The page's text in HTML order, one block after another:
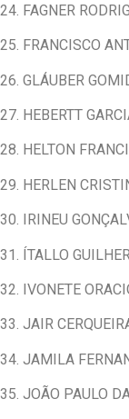
24. FAGNER
25. FRANCISCO
26. GLÁUBER
27. HEBERTT
28. HELTON
29. HERLEN
30. IRINEU
31. ÍTALLO
32. IVONETE
33. JAIR
34. JAMILA
35. JOÃO PAULO